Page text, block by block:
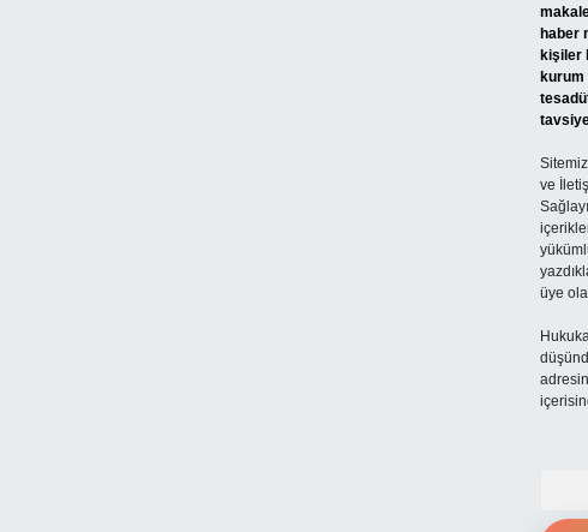
haber
kişiler
ve
üye